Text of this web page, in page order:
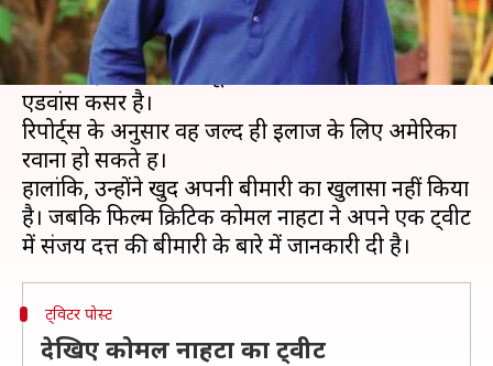
बॉलीवुड अभिनेता संजय दत्त के फैंस के लिए एक बुरी
खबर सामने आई है। दरअसल, कहा जा रहा है कि संजय
दत्त फेफड़ों के कैंसर से जूझ रहे हैं। उन्हें थर्ड स्टेज का
एडवांस कैंसर है।
रिपोर्ट्स के अनुसार वह जल्द ही इलाज के लिए अमेरिका
रवाना हो सकते हैं।
हालांकि, उन्होंने खुद अपनी बीमारी का खुलासा नहीं किया
है। जबकि फिल्म क्रिटिक कोमल नाहटा ने अपने एक ट्वीट
ट्विटर पोस्ट
देखिए कोमल नाहटा का ट्वीट